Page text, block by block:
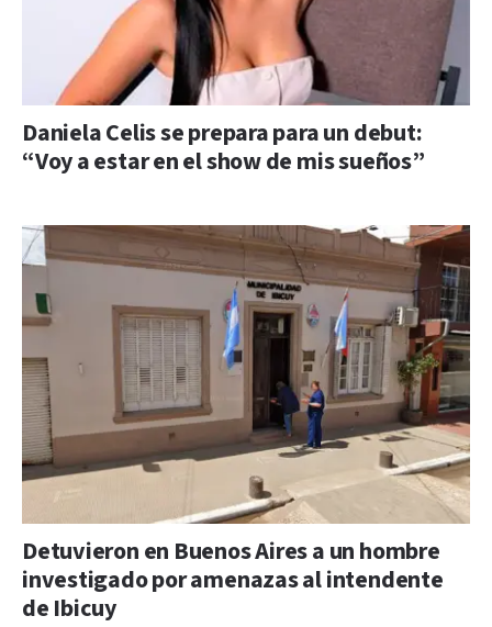
Daniela Celis se prepara para un debut:
“Voy a estar en el show de mis sueños”
Detuvieron en Buenos Aires a un hombre
investigado por amenazas al intendente
de Ibicuy